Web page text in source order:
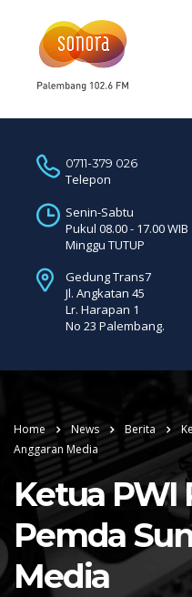
0711-379 026
Telepon
Senin-Sabtu
Pukul 08.00 - 17.00 WIB
Minggu TUTUP
Gedung Trans7
Jl. Angkatan 45
Lr. Harapan 1
No 23 Palembang.
Home News Berita
Anggaran Media
Ketua PWI
Pemda
Media